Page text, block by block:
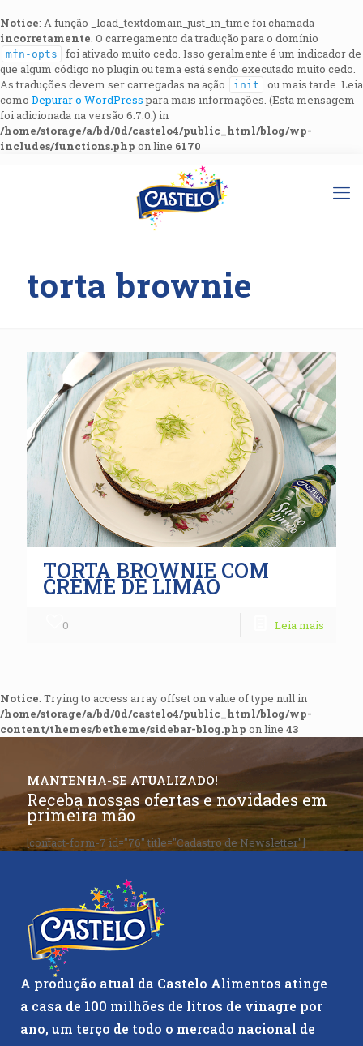
Notice: A função _load_textdomain_just_in_time foi chamada
incorretamente. O carregamento da tradução para o domínio
mfn-opts
foi ativado muito cedo. Isso geralmente é um indicador de
que algum código no plugin ou tema está sendo executado muito cedo.
As traduções devem ser carregadas na ação
init
ou mais tarde. Leia
como Depurar o WordPresspara mais informações. (Esta mensagem
foi adicionada na versão 6.7.0.) in
/home/storage/a/bd/0d/castelo4/public_html/blog/wp-
includes/functions.php on line 6170
torta brownie
TORTA BROWNIE COM
CREME DE LIMÃO
0 Leia mais
Notice: Trying to access array offset on value of type null in
/home/storage/a/bd/0d/castelo4/public_html/blog/wp-
content/themes/betheme/sidebar-blog.php on line 43
MANTENHA-SE ATUALIZADO!
Receba nossas ofertas e novidades em
primeira mão
[contact-form-7 id="76" title="Cadastro de Newsletter"]
A produção atual da Castelo Alimentos atinge
a casa de 100 milhões de litros de vinagre por
ano, um terço de todo o mercado nacional de